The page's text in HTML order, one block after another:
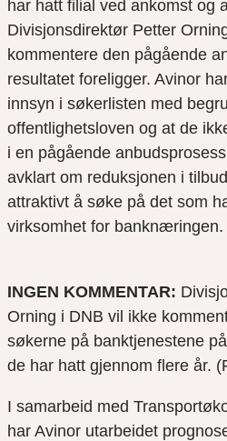
har hatt filial ved ankomst og
Divisjonsdirektør Petter
kommentere den pågående
resultatet foreligger. Avinor
innsyn i søkerlisten med
offentlighetsloven og at de
i en pågående
avklart om reduksjonen i
attraktivt å søke på det som
virksomhet for banknæringen.
INGEN KOMMENTAR:
Orning i DNB vil ikke
søkerne på banktjenestene
de har hatt gjennom flere år.
I samarbeid med
har Avinor utarbeidet